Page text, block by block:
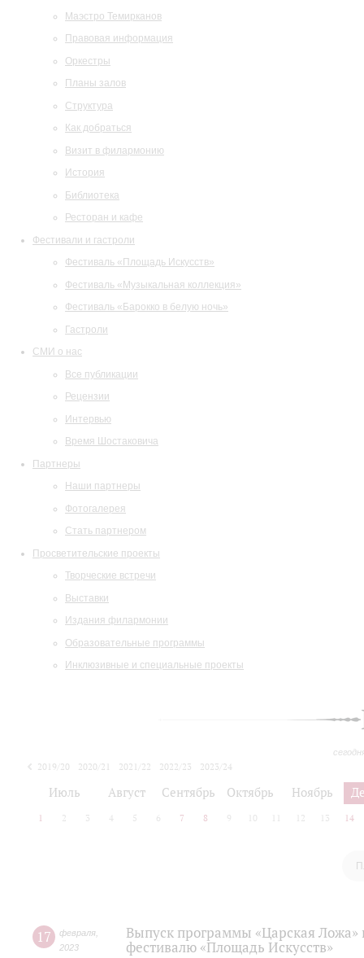
Маэстро Темирканов
Правовая информация
Оркестры
Планы залов
Структура
Как добраться
Визит в филармонию
История
Библиотека
Ресторан и кафе
Фестивали и гастроли
Фестиваль «Площадь Искусств»
Фестиваль «Музыкальная коллекция»
Фестиваль «Барокко в белую ночь»
Гастроли
СМИ о нас
Все публикации
Рецензии
Интервью
Время Шостаковича
Партнеры
Наши партнеры
Фотогалерея
Стать партнером
Просветительские проекты
Творческие встречи
Выставки
Издания филармонии
Образовательные программы
Инклюзивные и специальные проекты
2019/20 2020/21 2021/22 2022/23
2023/24
Июль Август Сентябрь Октябрь Ноябрь
1 2 3 4 5 6 7 8 9 10 12 13 14
17 февраля
2023
Выпуск программы «Царская
фестивалю «Площадь Искусств»